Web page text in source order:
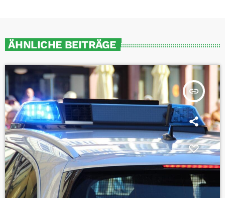
ÄHNLICHE BEITRÄGE
insert_link